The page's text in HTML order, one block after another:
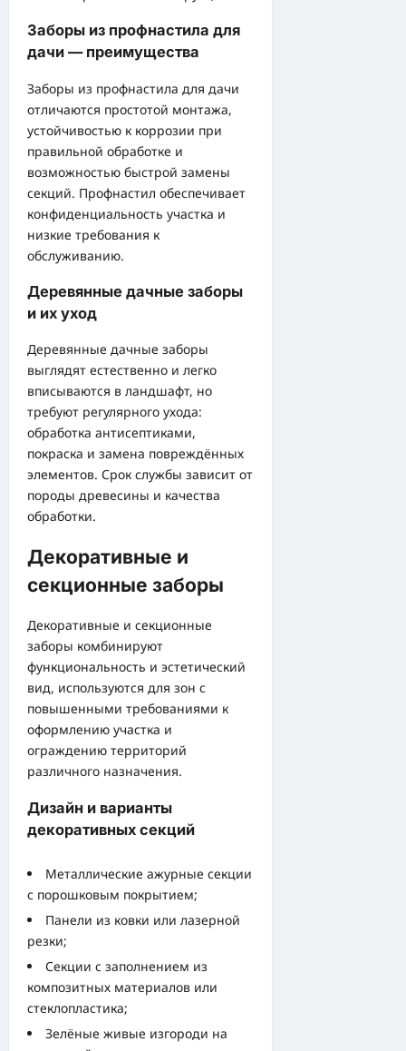
Заборы из профнастила для
дачи — преимущества
Заборы из профнастила для дачи
отличаются простотой монтажа,
устойчивостью к коррозии при
правильной обработке и
возможностью быстрой замены
секций. Профнастил обеспечивает
конфиденциальность участка и
низкие требования к
обслуживанию.
Деревянные дачные заборы
и их уход
Деревянные дачные заборы
выглядят естественно и легко
вписываются в ландшафт, но
требуют регулярного ухода:
обработка антисептиками,
покраска и замена повреждённых
элементов. Срок службы зависит от
породы древесины и качества
обработки.
Декоративные и
секционные заборы
Декоративные и секционные
заборы комбинируют
функциональность и эстетический
вид, используются для зон с
повышенными требованиями к
оформлению участка и
ограждению территорий
различного назначения.
Дизайн и варианты
декоративных секций
Металлические ажурные секции
с порошковым покрытием;
Панели из ковки или лазерной
резки;
Секции с заполнением из
композитных материалов или
стеклопластика;
Зелёные живые изгороди на